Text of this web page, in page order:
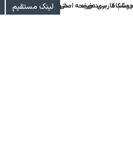
لینک مستقیم حساب کاربری من
سبد خریدصفحه اصلی
منو